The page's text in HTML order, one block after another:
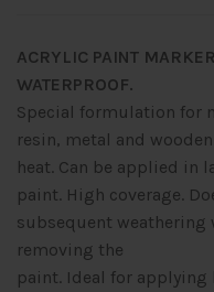
ACRYLIC PAINT
WATERPROOF.
Special formulation for
resin, metal and
heat. Can be applied in
paint. High coverage.
subsequent
removing the
paint. Ideal for applying